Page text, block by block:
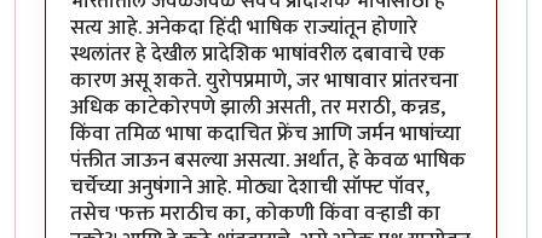
सत्य आहे. अनेकदा हिंदी भाषिक राज्यांतून होणारे
स्थलांतर हे देखील प्रादेशिक भाषांवरील दबावाचे एक
कारण असू शकते. युरोपप्रमाणे, जर भाषावार प्रांतरचना
अधिक काटेकोरपणे झाली असती, तर मराठी, कन्नड,
किंवा तमिळ भाषा कदाचित फ्रेंच आणि जर्मन भाषांच्या
पंक्तीत जाऊन बसल्या असत्या. अर्थात, हे केवळ भाषिक
चर्चेच्या अनुषंगाने आहे. मोठ्या देशाची सॉफ्ट पॉवर,
तसेच 'फक्त मराठीच का, कोकणी किंवा वर्‍हाडी का